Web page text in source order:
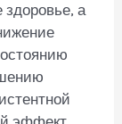
здоровье, а